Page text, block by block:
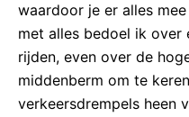
waardoor je er alles
met alles bedoel ik over
rijden, even over de
middenberm om te
verkeersdrempels heen